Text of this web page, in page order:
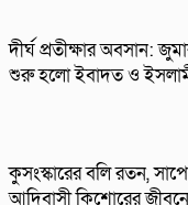
দীর্ঘ প্রতীক্ষার অবসান:
শুরু হলো ইবাদত ও ইসলামী
কুসংস্কারের বলি রতন,
আদিবাসী কিশোরের